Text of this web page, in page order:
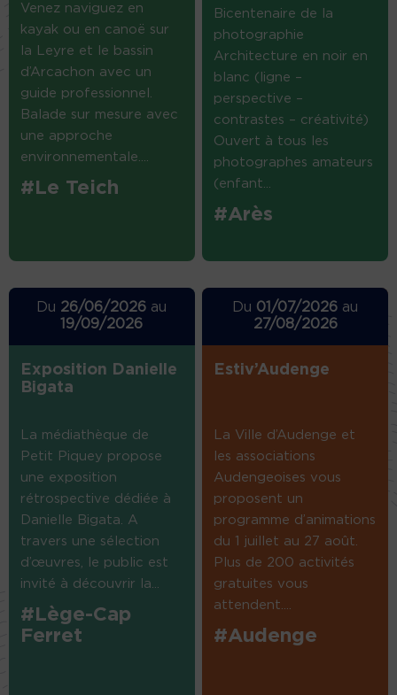
Venez naviguez en
kayak ou en canoë sur
la Leyre et le bassin
d’Arcachon avec un
guide professionnel.
Balade sur mesure avec
une approche
environnementale....
#Le Teich
Bicentenaire de la
photographie
Architecture en noir en
blanc (ligne –
perspective –
contrastes – créativité)
Ouvert à tous les
photographes amateurs
(enfant...
#Arès
Du 26/06/2026 au
19/09/2026
Exposition Danielle
Bigata
La médiathèque de
Petit Piquey propose
une exposition
rétrospective dédiée à
Danielle Bigata. A
travers une sélection
d’œuvres, le public est
invité à découvrir la...
#Lège-Cap
Ferret
Du 01/07/2026 au
27/08/2026
Estiv’Audenge
La Ville d’Audenge et
les associations
Audengeoises vous
proposent un
programme d’animations
du 1 juillet au 27 août.
Plus de 200 activités
gratuites vous
attendent....
#Audenge